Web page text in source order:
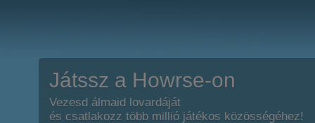
Játssz a Howrse-on
Vezesd álmaid lovardáját
és csatlakozz több millió játékos közösségéhez!